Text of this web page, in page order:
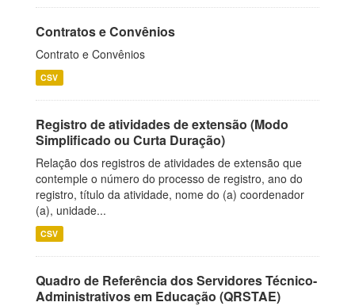
Contratos e Convênios
Contrato e Convênios
CSV
Registro de atividades de extensão (Modo
Simplificado ou Curta Duração)
Relação dos registros de atividades de extensão que
contemple o número do processo de registro, ano do
registro, título da atividade, nome do (a) coordenador
(a), unidade...
CSV
Quadro de Referência dos Servidores Técnico-
Administrativos em Educação (QRSTAE)